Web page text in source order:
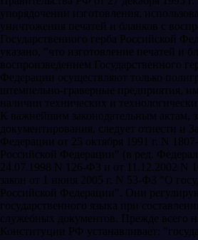
упорядочении изготовления,
уничтожения печатей и бланков с
Государственного герба Российской
указано, "что изготовление печатей и
воспроизведением Государственного
Федерации осуществляют только
штемпельно-граверные предприятия,
наличии технических и
К важнейшим законодательным актам,
документирования, следует отнести и
Федерации от 25 октября 1991 г. N
Российской Федерации" (в ред.
24.07.1998 N 126-ФЗ и от 11.12.2002 N
закон от 1 июня 2005 г. N 53-ФЗ "О
Российской Федерации". Они
государственного языка при
служебных документов. Прежде всего
Конституции РФ устанавливает: